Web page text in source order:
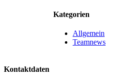
Kategorien
Allgemein
Teamnews
Kontaktdaten